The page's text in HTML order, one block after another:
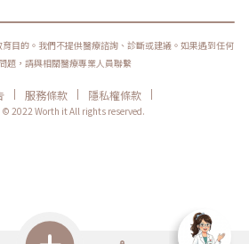
目的。我們不提供醫療諮詢、診斷或建議。如果遇到任何
題，請與相關醫療專業人員聯繫
| 服務條款 | 隱私權條款
|
2022 Worth it All rights reserved.